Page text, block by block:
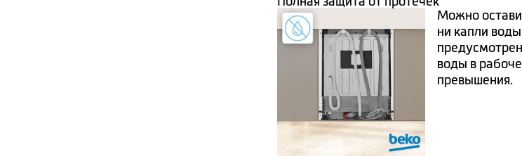
Можно
ни капли
воды в
превышения.